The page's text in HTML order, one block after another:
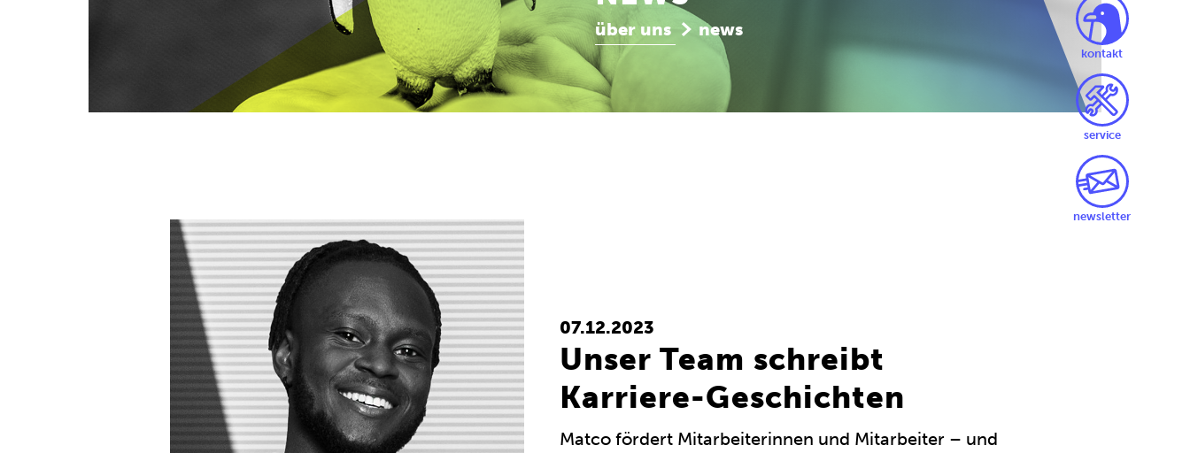
kontakt
service
newsletter
über uns news
07.12.2023
Unser Team schreibt
Karriere-Geschichten
Matco fördert Mitarbeiterinnen und Mitarbeiter – und